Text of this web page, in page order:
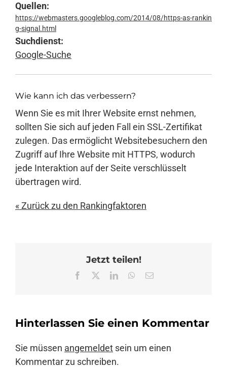
Quellen:
https://webmasters.googleblog.com/2014/08/https-as-rankin
g-signal.html
Suchdienst:
Google-Suche
Wie kann ich das verbessern?
Wenn Sie es mit Ihrer Website ernst nehmen,
sollten Sie sich auf jeden Fall ein SSL-Zertifikat
zulegen. Das ermöglicht Websitebesuchern den
Zugriff auf Ihre Website mit HTTPS, wodurch
jede Interaktion auf der Seite verschlüsselt
übertragen wird.
« Zurück zu den Rankingfaktoren
Jetzt teilen!
Facebook LinkedInWhatsApp
E-
Hinterlassen Sie einen Kommentar
Sie müssen angemeldet sein um einen
Kommentar zu schreiben.